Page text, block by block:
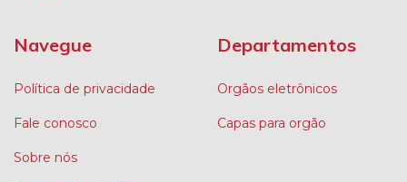
Navegue
Política de privacidade
Fale conosco
Sobre nós
Departamentos
Orgãos eletrônicos
Capas para orgão